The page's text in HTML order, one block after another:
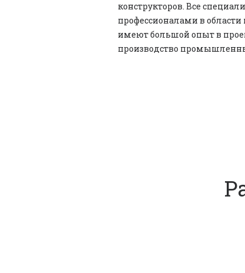
конструкторов. Все
профессионалами в
имеют большой опыт в
производство